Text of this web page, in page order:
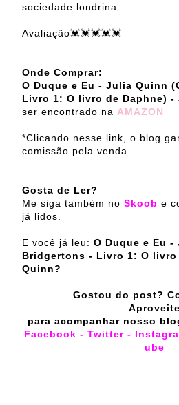
sociedade londrina.
Avaliação💓💓💓💓💓
Onde Comprar:
O Duque e Eu - Julia Quinn
Livro 1: O livro de Daphne) -
ser encontrado na AMAZON
*Clicando nesse link, o blog
comissão pela venda.
Gosta de Ler?
Me siga também no Skoob e
já lidos.
E você já leu: O Duque e Eu
Bridgertons - Livro 1: O livro
Quinn?
Gostou do post?
Aproveite
para acompanhar nosso
Facebook - Twitter-
ube